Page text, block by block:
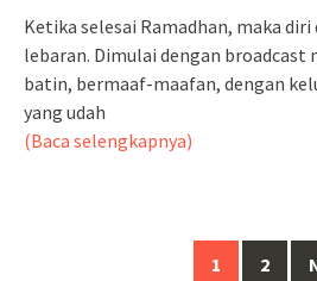
Ketika selesai Ramadhan, maka
lebaran. Dimulai dengan
batin, bermaaf-maafan, dengan
yang udah
(Baca selengkapnya)
1 2